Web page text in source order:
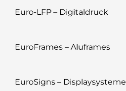
Euro-LFP – Digitaldruck
EuroFrames – Aluframes
EuroSigns – Displaysysteme